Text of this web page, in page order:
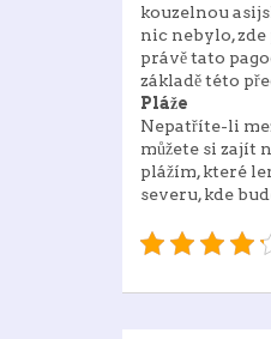
kouzelnou
nic nebylo,
právě tato
základě této
Pláže
Nepatříte-li
můžete si zajít
plážím, které
severu, kde